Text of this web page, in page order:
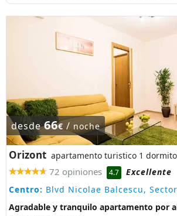
desde66€ / noche
Orizont apartamento turistico 1
72 opiniones 4.7
Excellente
Centro: Blvd Nicolae Balcescu,
Agradable y tranquilo apartamento por